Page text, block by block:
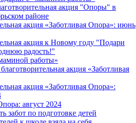
акция "Опоры" в
районе
акция «Заботливая Опора»: июнь
акция к Новому году "Подари
радость!"
работы»
акция «Заботливая
акция «Заботливая Опора»:
август 2024
забот по подготовке детей